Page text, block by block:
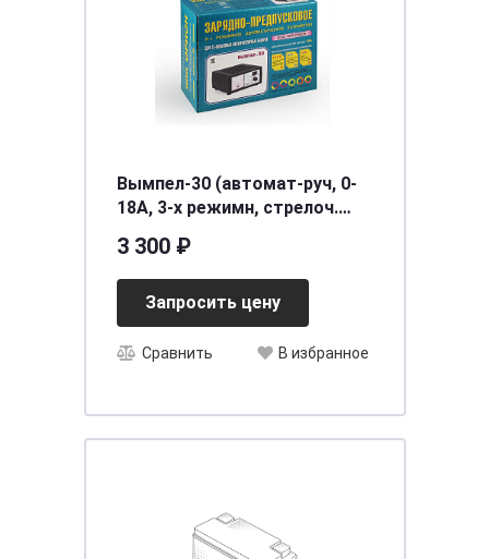
Вымпел-30 (автомат-руч, 0-
18А, 3-х режимн, стрелоч.
3 300 ₽
Запросить цену
Сравнить В избранное